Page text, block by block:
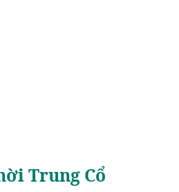
Trung Cổ